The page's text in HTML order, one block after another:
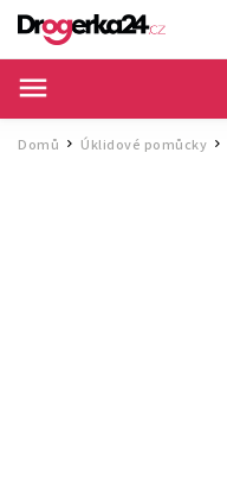
Domů / Úklidové pomůcky /